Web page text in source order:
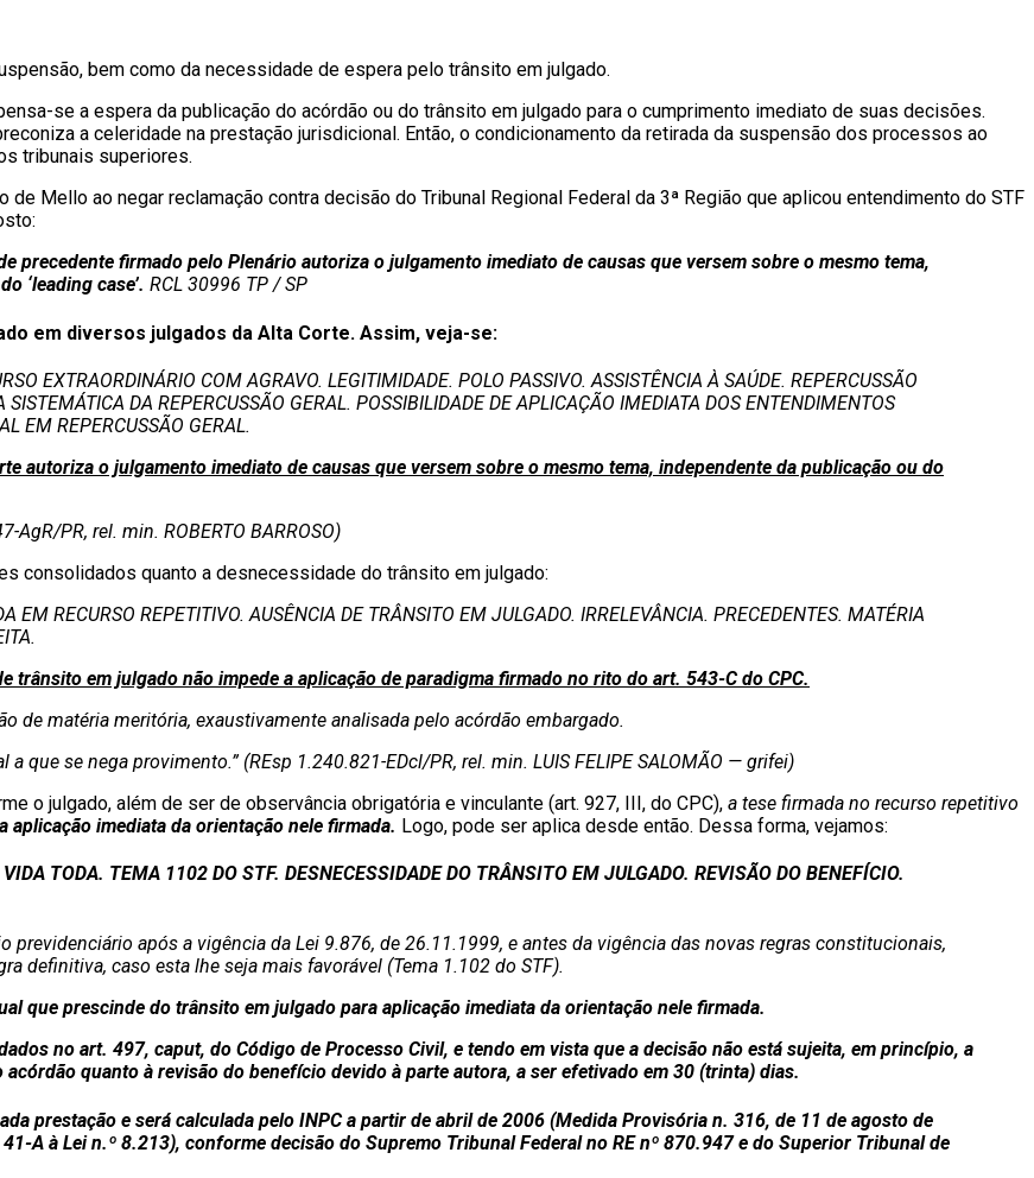
bem como da necessidade de espera pelo trânsito em julgado.
se a espera da publicação do acórdão ou do trânsito em julgado para o cumprimento imediato de suas decisões.
a celeridade na prestação jurisdicional. Então, o condicionamento da retirada da suspensão dos processos ao
tribunais superiores.
Mello ao negar reclamação contra decisão do Tribunal Regional Federal da 3ª Região que aplicou entendimento do STF
precedente firmado pelo Plenário autoriza o julgamento imediato de causas que versem sobre o mesmo tema,
‘leading case’. RCL 30996 TP / SP
em diversos julgados da Alta Corte. Assim, veja-se:
EXTRAORDINÁRIO COM AGRAVO. LEGITIMIDADE. POLO PASSIVO. ASSISTÊNCIA À SAÚDE. REPERCUSSÃO
DA REPERCUSSÃO GERAL. POSSIBILIDADE DE APLICAÇÃO IMEDIATA DOS ENTENDIMENTOS
EM REPERCUSSÃO GERAL.
autoriza o julgamento imediato de causas que versem sobre o mesmo tema, independente da publicação ou do
AgR/PR, rel. min. ROBERTO BARROSO)
consolidados quanto a desnecessidade do trânsito em julgado:
EM RECURSO REPETITIVO. AUSÊNCIA DE TRÂNSITO EM JULGADO. IRRELEVÂNCIA. PRECEDENTES. MATÉRIA
trânsito em julgado não impede a aplicação de paradigma firmado no rito do art. 543-C do CPC.
de matéria meritória, exaustivamente analisada pelo acórdão embargado.
que se nega provimento.” (REsp 1.240.821-EDcl/PR, rel. min. LUIS FELIPE SALOMÃO — grifei)
o julgado, além de ser de observância obrigatória e vinculante (art. 927, III, do CPC), a tese firmada no recurso repetitivo
imediata da orientação nele firmada. Logo, pode ser aplica desde então. Dessa forma, vejamos:
TODA. TEMA 1102 DO STF. DESNECESSIDADE DO TRÂNSITO EM JULGADO. REVISÃO DO BENEFÍCIO.
após a vigência da Lei 9.876, de 26.11.1999, e antes da vigência das novas regras constitucionais,
definitiva, caso esta lhe seja mais favorável (Tema 1.102 do STF).
que prescinde do trânsito em julgado para aplicação imediata da orientação nele firmada.
no art. 497, caput, do Código de Processo Civil, e tendo em vista que a decisão não está sujeita, em princípio, a
quanto à revisão do benefício devido à parte autora, a ser efetivado em 30 (trinta) dias.
prestação e será calculada pelo INPC a partir de abril de 2006 (Medida Provisória n. 316, de 11 de agosto de
A à Lei n.º 8.213), conforme decisão do Supremo Tribunal Federal no RE nº 870.947 e do Superior Tribunal de